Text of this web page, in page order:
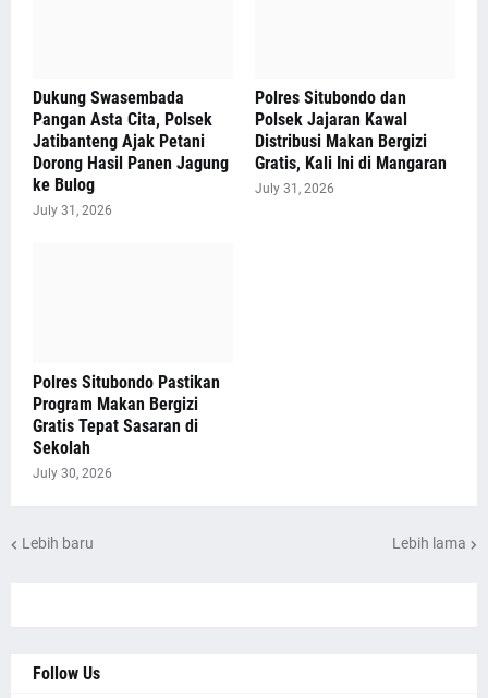
Dukung Swasembada
Pangan Asta Cita, Polsek
Jatibanteng Ajak Petani
Dorong Hasil Panen Jagung
ke Bulog
July 31, 2026
Polres Situbondo dan
Polsek Jajaran Kawal
Distribusi Makan Bergizi
Gratis, Kali Ini di Mangaran
July 31, 2026
Polres Situbondo Pastikan
Program Makan Bergizi
Gratis Tepat Sasaran di
Sekolah
July 30, 2026
Lebih baru Lebih lama
Follow Us